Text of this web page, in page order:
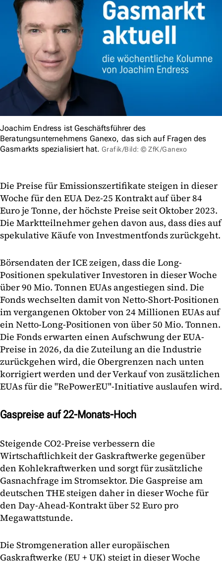
Joachim Endress ist Geschäftsführer des
Beratungsunternehmens Ganexo, das sich auf Fragen des
Gasmarkts spezialisiert hat. Grafik/Bild: © ZfK/Ganexo
Die Preise für Emissionszertifikate steigen in dieser
Woche für den EUA Dez-25 Kontrakt auf über 84
Euro je Tonne, der höchste Preise seit Oktober 2023.
Die Marktteilnehmer gehen davon aus, dass dies auf
spekulative Käufe von Investmentfonds zurückgeht.
Börsendaten der ICE zeigen, dass die Long-
Positionen spekulativer Investoren in dieser Woche
über 90 Mio. Tonnen EUAs angestiegen sind. Die
Fonds wechselten damit von Netto-Short-Positionen
im vergangenen Oktober von 24 Millionen EUAs auf
ein Netto-Long-Positionen von über 50 Mio. Tonnen.
Die Fonds erwarten einen Aufschwung der EUA-
Preise in 2026, da die Zuteilung an die Industrie
zurückgehen wird, die Obergrenzen nach unten
korrigiert werden und der Verkauf von zusätzlichen
EUAs für die "RePowerEU"-Initiative auslaufen wird.
Gaspreise auf 22-Monats-Hoch
Steigende CO2-Preise verbessern die
Wirtschaftlichkeit der Gaskraftwerke gegenüber
den Kohlekraftwerken und sorgt für zusätzliche
Gasnachfrage im Stromsektor. Die Gaspreise am
deutschen THE steigen daher in dieser Woche für
den Day-Ahead-Kontrakt über 52 Euro pro
Megawattstunde.
Die Stromgeneration aller europäischen
Gaskraftwerke (EU + UK) steigt in dieser Woche